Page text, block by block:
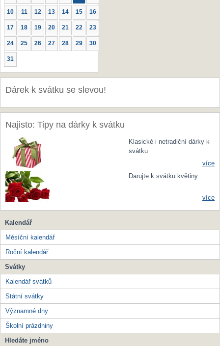
10 11 12 13 14 15 16
17 18 19 20 21 22 23
24 25 26 27 28 29 30
31
Dárek k svátku se slevou!
Najisto: Tipy na dárky k svátku
Klasické i netradiční dárky k
svátku
více
Darujte k svátku květiny
více
Kalendář
Měsíční kalendář
Roční kalendář
Svátky
Kalendář svátků
Státní svátky
Významné dny
Školní prázdniny
Hledáte jméno